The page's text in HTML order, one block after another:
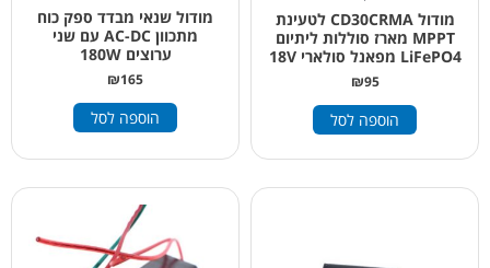
מודול CD30CRMA לטעינת
MPPT מארז סוללות ליתיום
LiFePO4 מפאנל סולארי 18V
₪95
הוספה לסל
מודול שנאי מבדד ספק כוח
מתכוון AC-DC עם שני
ערוצים 180W
₪165
הוספה לסל